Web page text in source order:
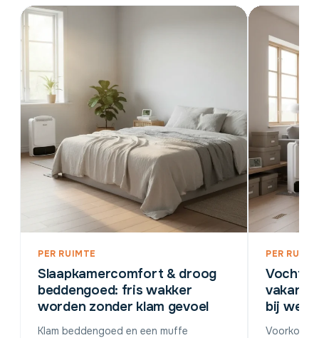
PER RUIMTE
Slaapkamercomfort & droog
beddengoed: fris wakker
worden zonder klam gevoel
Klam beddengoed en een muffe
PER
Vocht
bij
Voorkom